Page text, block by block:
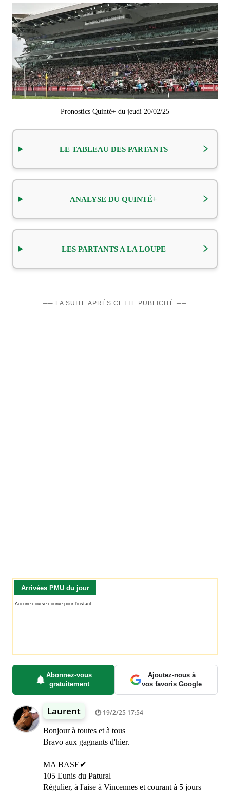
Pronostics Quinté+ du jeudi 20/02/25
LE TABLEAU DES PARTANTS
ANALYSE DU QUINTÉ+
LES PARTANTS A LA LOUPE
── LA SUITE APRÈS CETTE PUBLICITÉ ──
Arrivées PMU du jour
Abonnez-vous
gratuitement
Ajoutez-nous à
vos favoris Google
Laurent 19/2/25 17:54
Bonjour à toutes et à tous
Bravo aux gagnants d'hier.
MA BASE✔
105 Eunis du Patural
Régulier, à l'aise à Vincennes et courant à 5 jours